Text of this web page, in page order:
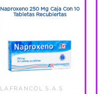
Naproxeno 250 Mg Caja Con 10
Tabletas Recubiertas
LAFRANCOL S.A.S